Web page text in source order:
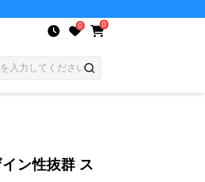
0 0
ン性抜群 ス